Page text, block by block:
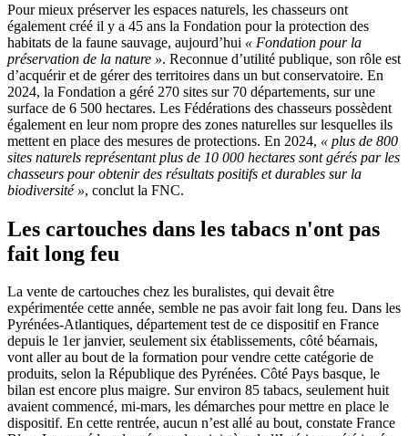
Pour mieux préserver les espaces naturels, les chasseurs ont
également créé il y a 45 ans la Fondation pour la protection des
habitats de la faune sauvage, aujourd’hui « Fondation pour la
préservation de la nature ». Reconnue d’utilité publique, son rôle est
d’acquérir et de gérer des territoires dans un but conservatoire. En
2024, la Fondation a géré 270 sites sur 70 départements, sur une
surface de 6 500 hectares. Les Fédérations des chasseurs possèdent
également en leur nom propre des zones naturelles sur lesquelles ils
mettent en place des mesures de protections. En 2024, « plus de 800
sites naturels représentant plus de 10 000 hectares sont gérés par les
chasseurs pour obtenir des résultats positifs et durables sur la
biodiversité », conclut la FNC.
Les cartouches dans les tabacs n'ont pas
fait long feu
La vente de cartouches chez les buralistes, qui devait être
expérimentée cette année, semble ne pas avoir fait long feu. Dans les
Pyrénées-Atlantiques, département test de ce dispositif en France
depuis le 1er janvier, seulement six établissements, côté béarnais,
vont aller au bout de la formation pour vendre cette catégorie de
produits, selon la République des Pyrénées. Côté Pays basque, le
bilan est encore plus maigre. Sur environ 85 tabacs, seulement huit
avaient commencé, mi-mars, les démarches pour mettre en place le
dispositif. En cette rentrée, aucun n’est allé au bout, constate France